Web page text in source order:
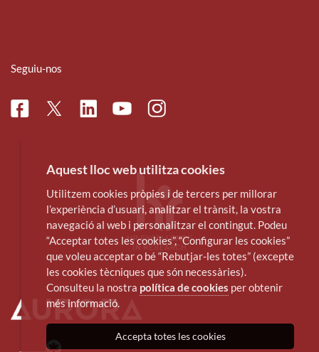
Seguiu-nos
FacebookTwitterLinkedinYoutubeInstagram
Aquest lloc web utilitza cookies
Utilitzem cookies pròpies i de tercers per millorar
l’experiència d’usuari, analitzar el trànsit, la vostra
navegació al web i personalitzar el contingut. Podeu
“Acceptar totes les cookies”, “Configurar les cookies”
que voleu acceptar o bé “Rebutjar-les totes” (excepte
les cookies tècniques que són necessàries).
Consulteu la nostra política de cookies per obtenir
més informació.
Accepta totes les cookies